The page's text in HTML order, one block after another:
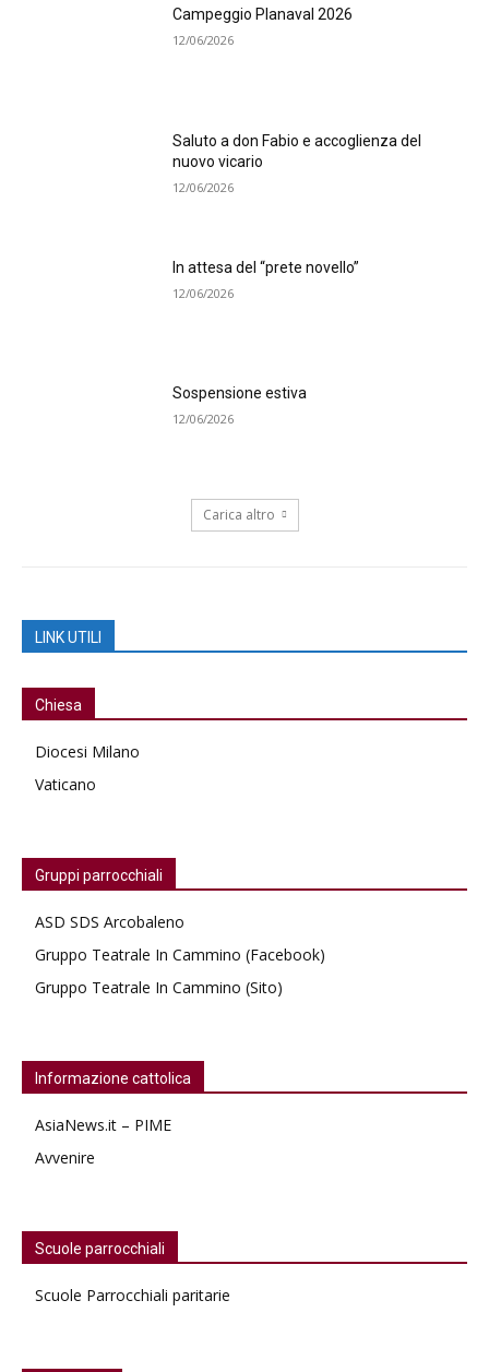
Campeggio Planaval 2026
12/06/2026
Saluto a don Fabio e accoglienza del
nuovo vicario
12/06/2026
In attesa del “prete novello”
12/06/2026
Sospensione estiva
12/06/2026
Carica altro
LINK UTILI
Chiesa
Diocesi Milano
Vaticano
Gruppi parrocchiali
ASD SDS Arcobaleno
Gruppo Teatrale In Cammino (Facebook)
Gruppo Teatrale In Cammino (Sito)
Informazione cattolica
AsiaNews.it – PIME
Avvenire
Scuole parrocchiali
Scuole Parrocchiali paritarie